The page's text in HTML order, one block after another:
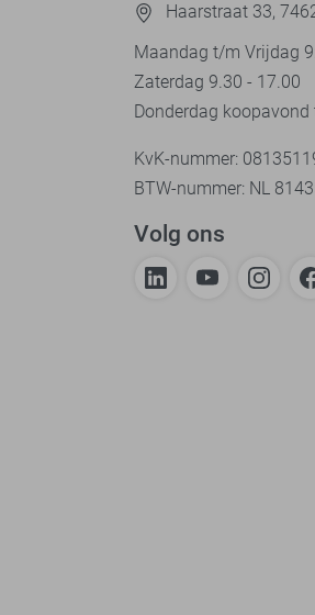
Haarstraat 33,
Maandag t/m Vrijdag
Zaterdag 9.30 - 17.00
Donderdag koopavond
KvK-nummer:
BTW-nummer: NL
Volg ons